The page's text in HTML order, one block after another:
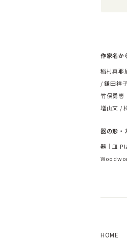
作家名か
稲村真耶
鎌田祥
竹俣勇壱
増山文
器の形・
器｜皿
HOME